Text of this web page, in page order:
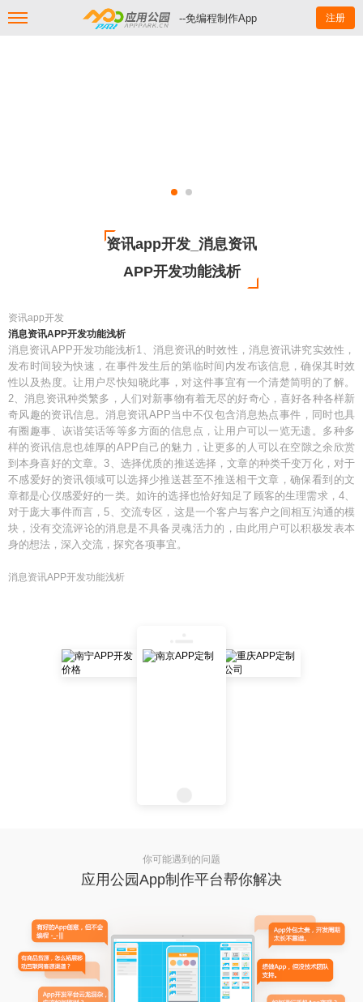
--免编程制作App 注册
资讯app开发_消息资讯
APP开发功能浅析
资讯app开发
消息资讯APP开发功能浅析
消息资讯APP开发功能浅析1、消息资讯的时效性，消息资讯讲究实效性，
发布时间较为快速，在事件发生后的第临时间内发布该信息，确保其时效
性以及热度。让用户尽快知晓此事，对这件事宜有一个清楚简明的了解。
2、消息资讯种类繁多，人们对新事物有着无尽的好奇心，喜好各种各样新
奇风趣的资讯信息。消息资讯APP当中不仅包含消息热点事件，同时也具
有圈趣事、诙谐笑话等等多方面的信息点，让用户可以一览无遗。多种多
样的资讯信息也雄厚的APP自己的魅力，让更多的人可以在空隙之余欣赏
到本身喜好的文章。3、选择优质的推送选择，文章的种类千变万化，对于
不感爱好的资讯领域可以选择少推送甚至不推送相干文章，确保看到的文
章都是心仪感爱好的一类。如许的选择也恰好知足了顾客的生理需求，4、
对于庞大事件而言，5、交流专区，这是一个客户与客户之间相互沟通的模
块，没有交流评论的消息是不具备灵魂活力的，由此用户可以积极发表本
身的想法，深入交流，探究各项事宜。
消息资讯APP开发功能浅析
你可能遇到的问题
应用公园App制作平台帮你解决